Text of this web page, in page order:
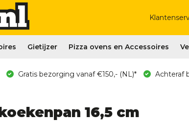
Gietijzer Pizza ovens en Accessoires
Gratis bezorging vanaf €150,- (NL)* Achteraf
16,5 cm